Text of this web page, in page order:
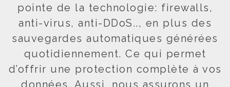
pointe de la technologie: firewalls,
anti-virus, anti-DDoS.., en plus des
sauvegardes automatiques générées
quotidiennement. Ce qui permet
d’offrir une protection complète à vos
données. Aussi, nous assurons un